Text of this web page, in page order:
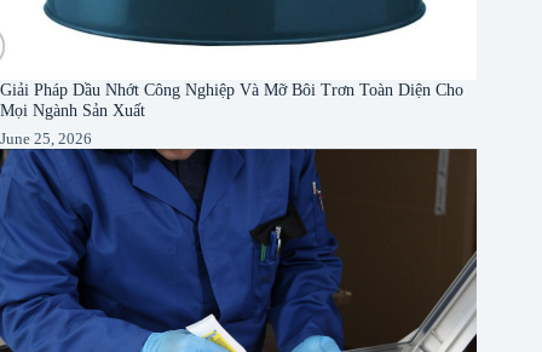
Giải Pháp Dầu Nhớt Công Nghiệp Và Mỡ Bôi Trơn Toàn Diện Cho
Mọi Ngành Sản Xuất
June 25, 2026